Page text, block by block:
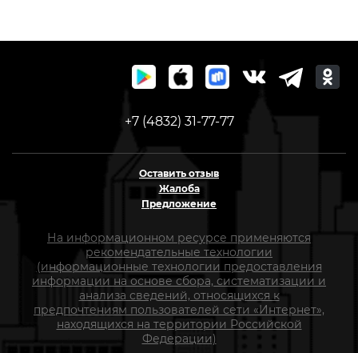
+7 (4832) 31-77-77
Оставить отзыв
Жалоба
Предложение
На информационном ресурсе применяются
рекомендательные технологии
(информационные технологии предоставления
информации на основе сбора, систематизации и
анализа сведений, относящихся к
предпочтениям пользователей сети «Интернет»,
находящихся на территории Российской
Федерации)